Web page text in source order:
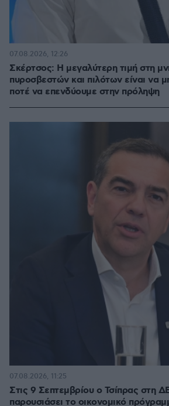
Σκέρτσος: Η μεγαλύτερη τιμή στη
πυροσβεστών και πιλότων είναι να
ποτέ να επενδύουμε στην πρόληψη
07.08.2026, 12:26
Στις 9 Σεπτεμβρίου ο Τσίπρας στη
παρουσιάσει το οικονομικό
07.08.2026, 11:25